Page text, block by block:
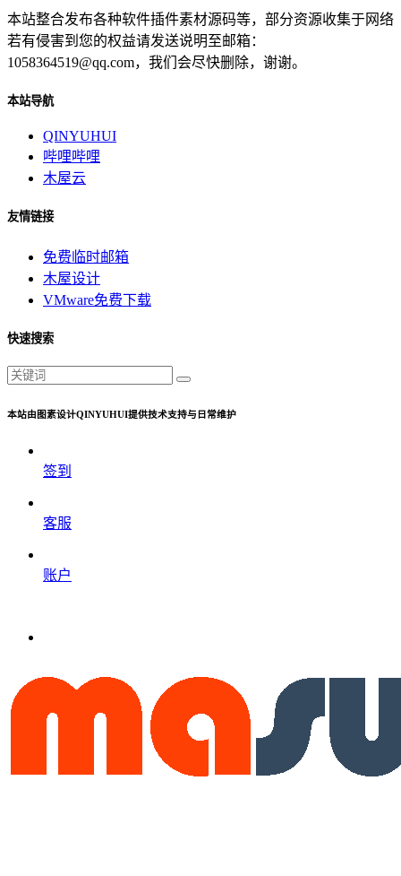
本站整合发布各种软件插件素材源码等，部分资源收集于网络
若有侵害到您的权益请发送说明至邮箱：
1058364519@qq.com，我们会尽快删除，谢谢。
本站导航
QINYUHUI
哔哩哔哩
木屋云
友情链接
免费临时邮箱
木屋设计
VMware免费下载
快速搜索
本站由图素设计QINYUHUI提供技术支持与日常维护
签到
客服
账户